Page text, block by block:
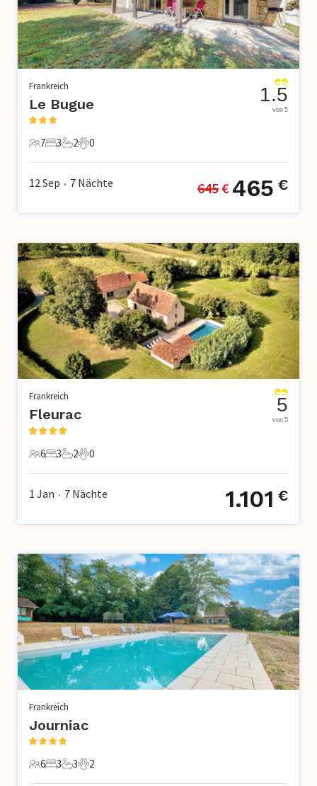
Frankreich
Le Bugue
7 Gäste
7
3 Schlafzimmer
3
2 Badezimmer
2
0 Haustiere
0
1.5
von 5
12 Sep • 7 Nächte 645 € 465 €
Frankreich
Fleurac
6 Gäste
6
3 Schlafzimmer
3
2 Badezimmer
2
0 Haustiere
0
5
von 5
1 Jan • 7 Nächte 1.101 €
Frankreich
Journiac
6 Gäste
6
3 Schlafzimmer
3
3 Badezimmer
3
2 Haustiere
2